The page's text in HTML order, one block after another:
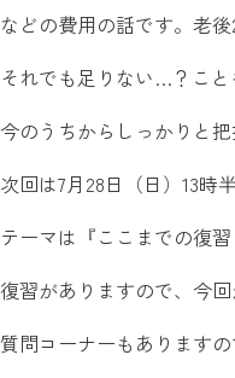
などの費用の話です。老
それでも足りない…？こと
今のうちからしっかりと
次回は7月28日（日）13時
テーマは『ここまでの復
復習がありますので、今
質問コーナーもあります